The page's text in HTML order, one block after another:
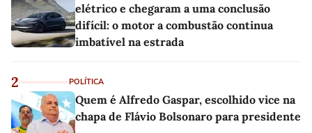
elétrico e chegaram a uma conclusão
difícil: o motor a combustão continua
imbatível na estrada
2 POLÍTICA
Quem é Alfredo Gaspar, escolhido vice na
chapa de Flávio Bolsonaro para presidente